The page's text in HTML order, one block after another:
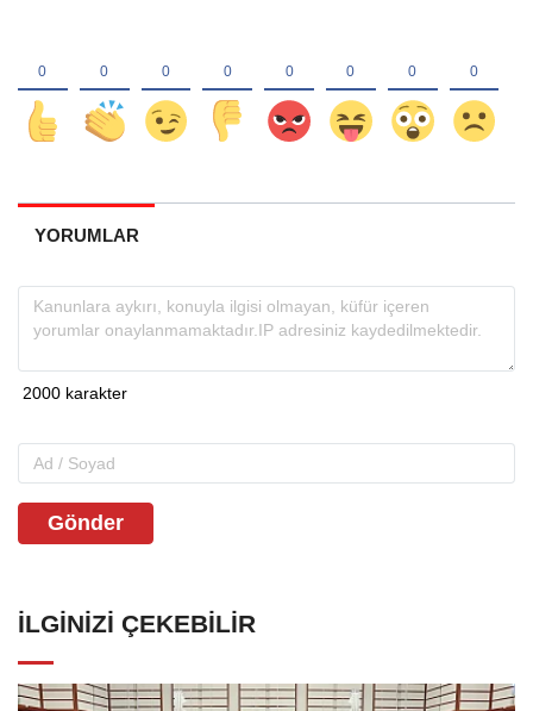
YORUMLAR
Gönder
İLGINIZI ÇEKEBILIR